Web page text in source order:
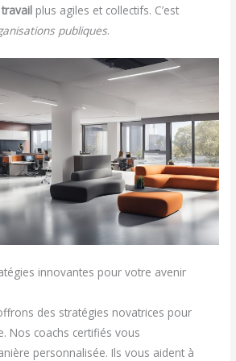
plus agiles et collectifs. C’est
publiques.
innovantes pour votre avenir
des stratégies novatrices pour
Nos coachs certifiés vous
personnalisée. Ils vous aident à